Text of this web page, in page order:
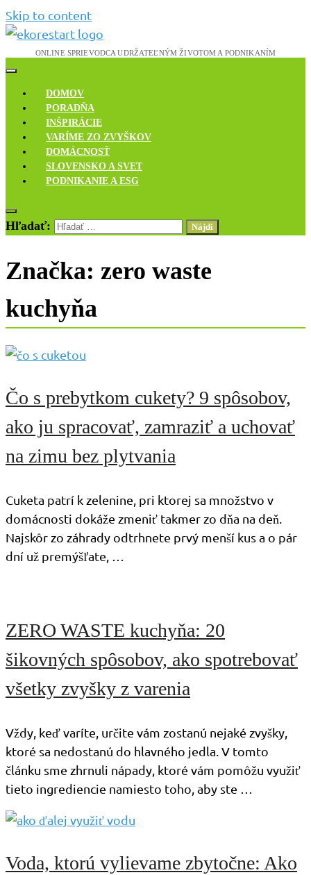
Skip to content
Ekoreštart
Novinky, rozhovory a inšpirácie
DOMOV
PORADŇA
INŠPIRÁCIE
VARÍME ZO ZVYŠKOV
DOMÁCNOSŤ
SLOVENSKO A SVET
PODNIKANIE A ESG
Hľadať:
Značka: zero waste
kuchyňa
Čo s prebytkom cukety? 9 spôsobov,
ako ju spracovať, zamraziť a uchovať
na zimu bez plytvania
Cuketa patrí k zelenine, pri ktorej sa množstvo v
domácnosti dokáže zmeniť takmer zo dňa na deň.
Najskôr zo záhrady odtrhnete prvý menší kus a o pár
dní už premýšľate, …
ZERO WASTE kuchyňa: 20
šikovných spôsobov, ako spotrebovať
všetky zvyšky z varenia
Vždy, keď varíte, určite vám zostanú nejaké zvyšky,
ktoré sa nedostanú do hlavného jedla. V tomto
článku sme zhrnuli nápady, ktoré vám pomôžu využiť
tieto ingrediencie namiesto toho, aby ste …
Voda, ktorú vylievame zbytočne: Ako